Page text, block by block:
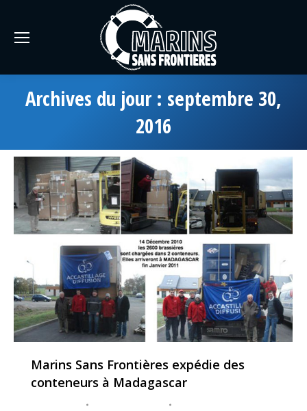
Archives du jour : septembre 30,
2016
Marins Sans Frontières expédie des
conteneurs à Madagascar